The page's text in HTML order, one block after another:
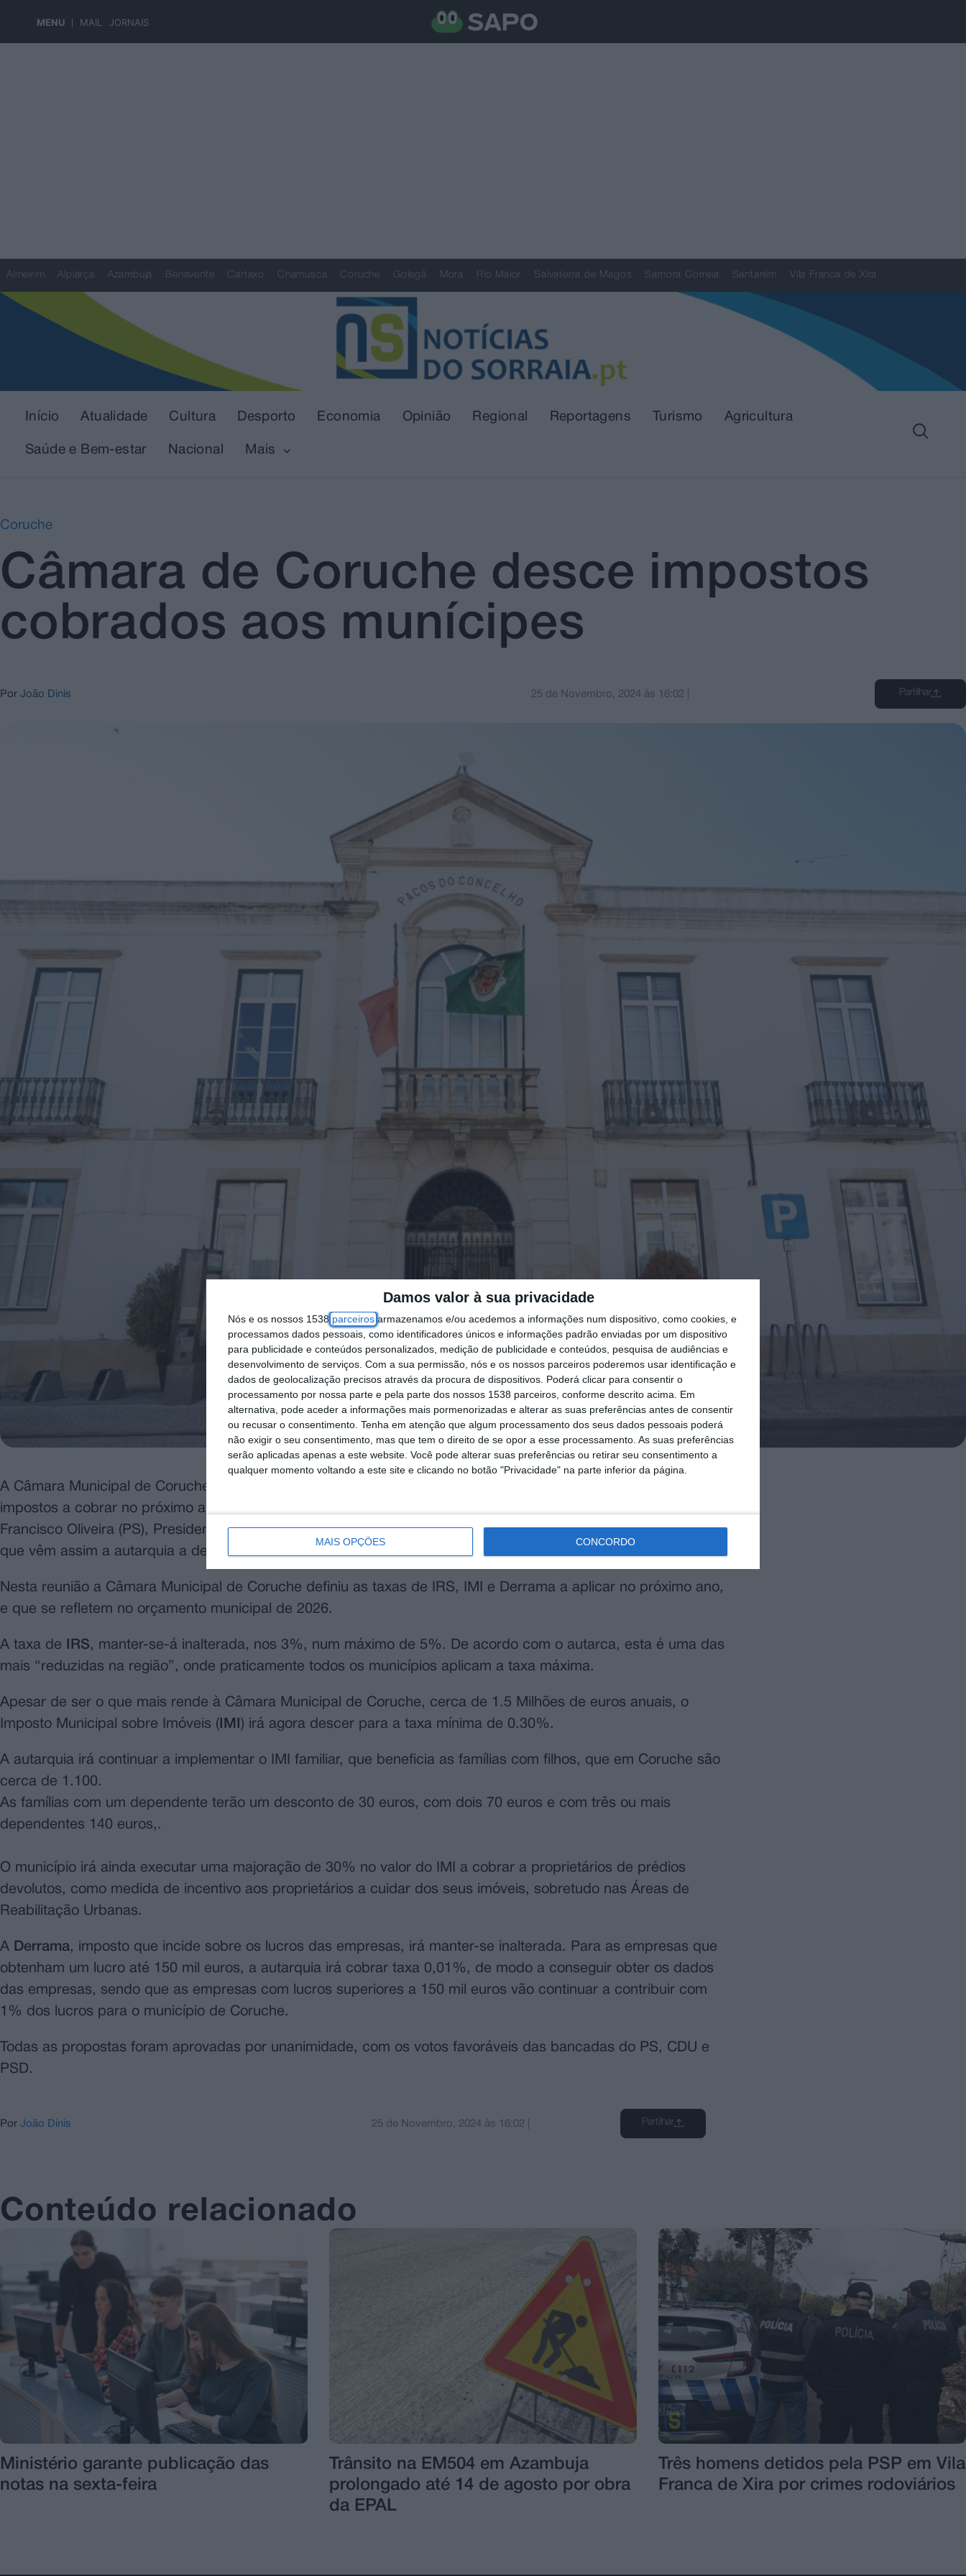
Damos valor à sua privacidade
Nós e os nossos 1538 parceiros armazenamos e/ou acedemos a informações num dispositivo, como cookies, e
processamos dados pessoais, como identificadores únicos e informações padrão enviadas por um dispositivo
para publicidade e conteúdos personalizados, medição de publicidade e conteúdos, pesquisa de audiências e
desenvolvimento de serviços. Com a sua permissão, nós e os nossos parceiros poderemos usar identificação e
dados de geolocalização precisos através da procura de dispositivos. Poderá clicar para consentir o
processamento por nossa parte e pela parte dos nossos 1538 parceiros, conforme descrito acima. Em
alternativa, pode aceder a informações mais pormenorizadas e alterar as suas preferências antes de consentir
ou recusar o consentimento. Tenha em atenção que algum processamento dos seus dados pessoais poderá
não exigir o seu consentimento, mas que tem o direito de se opor a esse processamento. As suas preferências
serão aplicadas apenas a este website. Você pode alterar suas preferências ou retirar seu consentimento a
qualquer momento voltando a este site e clicando no botão "Privacidade" na parte inferior da página.
MAIS OPÇÕES CONCORDO
MENU MAIL JORNAIS
Almeirim Alpiarça Azambuja Benavente Cartaxo Chamusca Coruche Golegã Mora Rio Maior Salvaterra de Magos Samora Correia Santarém Vila Franca de Xira
Início Atualidade Cultura Desporto Economia Opinião Regional Reportagens Turismo Agricultura
Saúde e Bem-estar Nacional Mais
Coruche
Câmara de Coruche desce impostos
cobrados aos munícipes
Por João Dinis 25 de Novembro, 2024 às 16:02 Partilhar
A Câmara Municipal de Coruche aprovou esta segunda-feira, em reunião de câmara extraordinária, as taxas e
impostos a cobrar no próximo ano, tendo as mesmas refletido uma redução nos valores a cobrar, considerando
Francisco Oliveira (PS), Presidente da Câmara Municipal, que este é um sinal e investimento deixado às famílias,
que vêm assim a autarquia a devolver-lhes algum dinheiro dos seus impostos.
Nesta reunião a Câmara Municipal de Coruche definiu as taxas de IRS, IMI e Derrama a aplicar no próximo ano,
e que se refletem no orçamento municipal de 2026.
A taxa de IRS, manter-se-á inalterada, nos 3%, num máximo de 5%. De acordo com o autarca, esta é uma das
mais “reduzidas na região”, onde praticamente todos os municípios aplicam a taxa máxima.
Apesar de ser o que mais rende à Câmara Municipal de Coruche, cerca de 1.5 Milhões de euros anuais, o
Imposto Municipal sobre Imóveis ( IMI ) irá agora descer para a taxa mínima de 0.30%.
A autarquia irá continuar a implementar o IMI familiar, que beneficia as famílias com filhos, que em Coruche são
cerca de 1.100.
As famílias com um dependente terão um desconto de 30 euros, com dois 70 euros e com três ou mais
dependentes 140 euros,.
O município irá ainda executar uma majoração de 30% no valor do IMI a cobrar a proprietários de prédios
devolutos, como medida de incentivo aos proprietários a cuidar dos seus imóveis, sobretudo nas Áreas de
Reabilitação Urbanas.
A Derrama, imposto que incide sobre os lucros das empresas, irá manter-se inalterada. Para as empresas que
obtenham um lucro até 150 mil euros, a autarquia irá cobrar taxa 0,01%, de modo a conseguir obter os dados
das empresas, sendo que as empresas com lucros superiores a 150 mil euros vão continuar a contribuir com
1% dos lucros para o município de Coruche.
Todas as propostas foram aprovadas por unanimidade, com os votos favoráveis das bancadas do PS, CDU e
PSD.
Por João Dinis 25 de Novembro, 2024 às 16:02 Partilhar
Conteúdo relacionado
Ministério garante publicação das
notas na sexta-feira
Trânsito na EM504 em Azambuja
prolongado até 14 de agosto por obra
da EPAL
Três homens detidos pela PSP em Vila
Franca de Xira por crimes rodoviários